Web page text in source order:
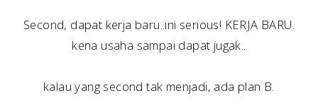
Second, dapat kerja baru..ini serious! KERJA BARU.
kena usaha sampai dapat jugak..
kalau yang second tak menjadi, ada plan B.